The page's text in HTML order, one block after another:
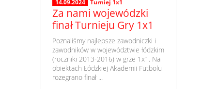
14.09.2024 Turniej 1x1
Za nami wojewódzki
finał Turnieju Gry 1x1
​ Poznaliśmy najlepsze zawodniczki i
zawodników w województwie łódzkim
(roczniki 2013-2016) w grze 1x1. Na
obiektach Łódzkiej Akademii Futbolu
rozegrano finał ...